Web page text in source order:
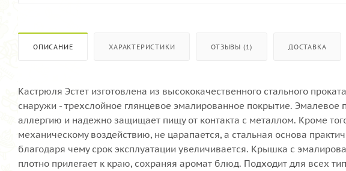
ОПИСАНИЕ ХАРАКТЕРИСТИКИ ОТЗЫВЫ (1) ДОСТАВКА
Кастрюля Эстет изготовлена из высококачественного стального
снаружи - трехслойное глянцевое эмалированное покрытие. Эмалевое
аллергию и надежно защищает пищу от контакта с металлом. Кроме
механическому воздействию, не царапается, а стальная основа
благодаря чему срок эксплуатации увеличивается. Крышка с
плотно прилегает к краю, сохраняя аромат блюд. Подходит для всех